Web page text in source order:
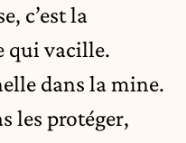
c’est la
qui vacille.
dans la mine.
les protéger,